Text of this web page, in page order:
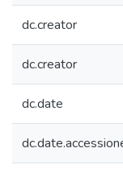
dc.creator
dc.creator
dc.date